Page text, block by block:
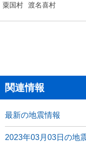
粟国村 渡名喜村
関連情報
最新の地震情報
2023年03月03日の地